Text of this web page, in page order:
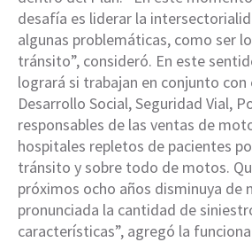
desafía es liderar la
algunas problemáticas, como ser
tránsito”, consideró. En este
logrará si trabajan en conjunto
Desarrollo Social, Seguridad Vial,
responsables de las ventas de
hospitales repletos de pacientes
tránsito y sobre todo de motos.
próximos ocho años disminuya de
pronunciada la cantidad de
características”, agregó la